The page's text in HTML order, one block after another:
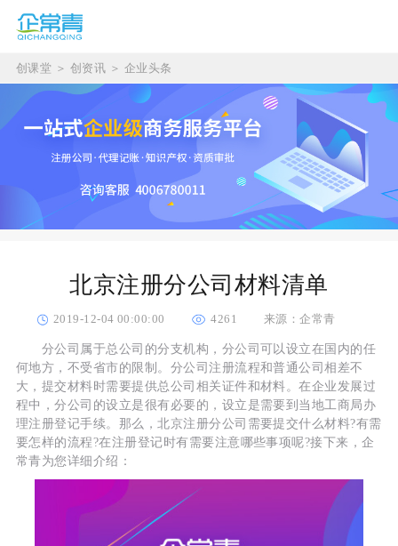
创课堂 ＞ 创资讯 ＞ 企业头条
北京注册分公司材料清单
2019-12-04 00:00:00 4261 来源：企常青
分公司属于总公司的分支机构，分公司可以设立在国内的任
何地方，不受省市的限制。分公司注册流程和普通公司相差不
大，提交材料时需要提供总公司相关证件和材料。在企业发展过
程中，分公司的设立是很有必要的，设立是需要到当地工商局办
理注册登记手续。那么，北京注册分公司需要提交什么材料?有需
要怎样的流程?在注册登记时有需要注意哪些事项呢?接下来，企
常青为您详细介绍：